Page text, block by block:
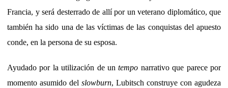
Francia, y será desterrado de allí por un veterano diplomático, que
también ha sido una de las víctimas de las conquistas del apuesto
conde, en la persona de su esposa.
Ayudado por la utilización de untempo narrativo que parece por
momento asumido del slowburn, Lubitsch construye con agudeza